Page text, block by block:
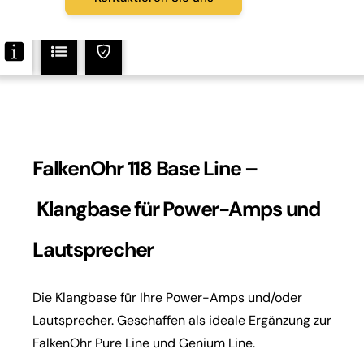
FalkenOhr 118 Base Line –
Klangbase für Power-Amps und
Lautsprecher
Die Klangbase für Ihre Power-Amps und/oder
Lautsprecher. Geschaffen als ideale Ergänzung zur
FalkenOhr Pure Line und Genium Line.